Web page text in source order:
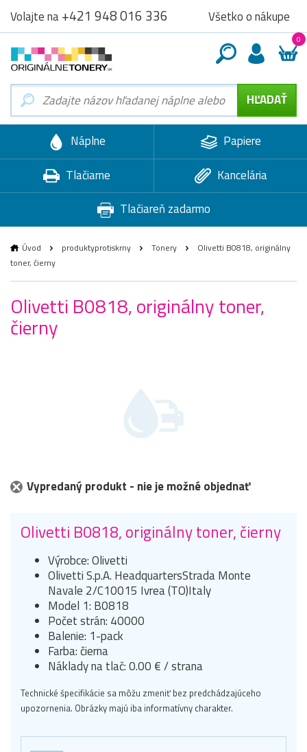
Volajte na+421 948 016 336 Všetko o nákupe
0
Náplne
Papiere
Tlačiarne
Kancelária
Tlačiareň zadarmo
Úvod produktyprotiskrny Tonery
Olivetti B0818, originálny
toner, čierny
Olivetti B0818, originálny toner,
čierny
Vypredaný produkt - nie je možné objednať
Olivetti B0818, originálny toner, čierny
Výrobce: Olivetti
Olivetti S.p.A. HeadquartersStrada Monte
Navale 2/C10015 Ivrea (TO)Italy
Model 1: B0818
Počet strán: 40000
Balenie: 1-pack
Farba: čierna
Náklady na tlač: 0.00 € / strana
Technické špecifikácie sa môžu zmeniť bez predchádzajúceho
upozornenia. Obrázky majú iba informatívny charakter.